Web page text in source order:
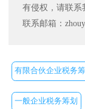
有侵权，请联系
联系邮箱：
有限合伙企业税务
一般企业税务筹划